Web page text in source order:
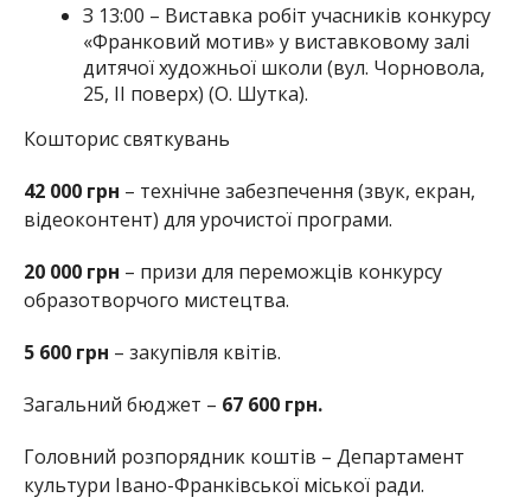
З 13:00 – Виставка робіт учасників конкурсу
«Франковий мотив» у виставковому залі
дитячої художньої школи (вул. Чорновола,
25, ІІ поверх) (О. Шутка).
Кошторис святкувань
42 000 грн – технічне забезпечення (звук, екран,
відеоконтент) для урочистої програми.
20 000 грн – призи для переможців конкурсу
образотворчого мистецтва.
5 600 грн – закупівля квітів.
Загальний бюджет – 67 600 грн.
Головний розпорядник коштів – Департамент
культури Івано-Франківської міської ради.